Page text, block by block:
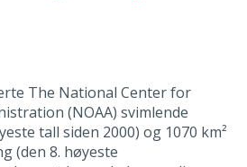
The National Center for
(NOAA) svimlende
tall siden 2000) og 1070 km²
(den 8. høyeste